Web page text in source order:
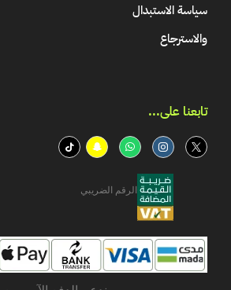
سياسة الاستبدال
والاسترجاع
تابعنا على...​
الرقم الضريبي